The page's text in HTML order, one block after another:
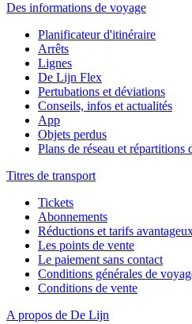
Des informations de voyage
Planificateur d'itinéraire
Arrêts
Lignes
De Lijn Flex
Pertubations et déviations
Conseils, infos et actualités
App
Objets perdus
Plans de réseau et répartitions
Titres de transport
Tickets
Abonnements
Réductions et tarifs
Les points de vente
Le paiement sans contact
Conditions générales de
Conditions de vente
A propos de De Lijn